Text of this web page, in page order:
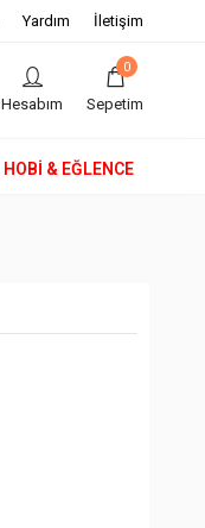
Yardım İletişim
Hesabım
0
Sepetim
HOBİ & EĞLENCE